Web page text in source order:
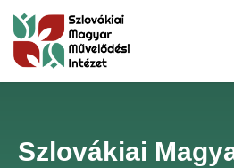
Szlovákiai